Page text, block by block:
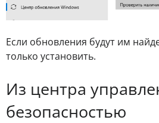
Если обновления будут им
только установить.
Из центра
безопасностью